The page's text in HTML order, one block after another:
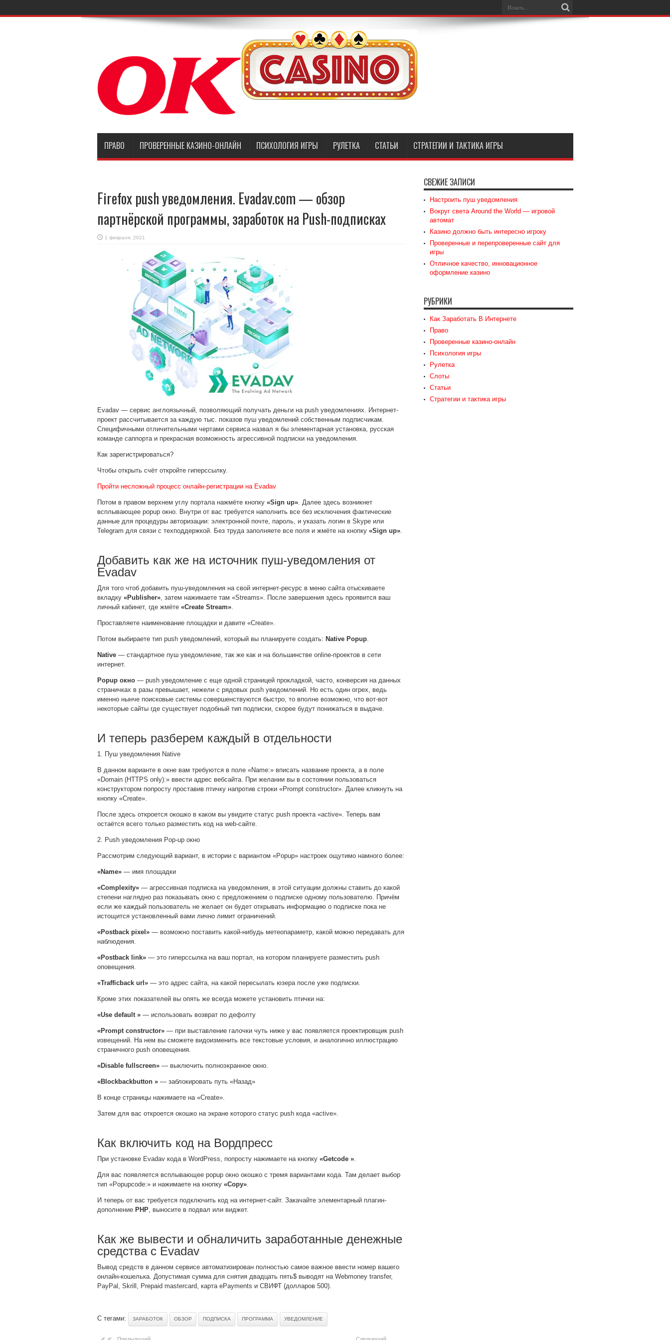
ПРАВО ПРОВЕРЕННЫЕ КАЗИНО-ОНЛАЙН ПСИХОЛОГИЯ ИГРЫ РУЛЕТКА СТАТЬИ СТРАТЕГИИ И ТАКТИКА ИГРЫ
Firefox push уведомления. Evadav.com — обзор
партнёрской программы, заработок на Push-подписках
1 февраля, 2021
Evadav — сервис англоязычный, позволяющий получать деньги на push уведомлениях. Интернет-
проект рассчитывается за каждую тыс. показов пуш уведомленийсобственным подписчикам.
Специфичными отличительными чертами сервиса назвал я бы элементарная установка, русская
команде саппорта и прекрасная возможность агрессивной подписки на уведомления.
Как зарегистрироваться?
Чтобы открыть счёт откройте гиперссылку.
Пройти несложный процесс онлайн-регистрации на Evadav
Потом в правом верхнем углу портала нажмёте кнопку «Sign up». Далее здесь возникнет
всплывающее popup окно. Внутри от вас требуется наполнить все без исключения фактические
данные для процедуры авторизации: электронной почте, пароль, и указать логин в Skype или
Telegram для связи с техподдержкой. Без труда заполняете все поля и жмёте на кнопку «Sign up».
Добавить как же на источник пуш-уведомления от
Evadav
Для того чтоб добавить пуш-уведомления на свой интернет-ресурс в меню сайта отыскиваете
вкладку «Publisher», затем нажимаете там «Streams». После завершения здесь проявится ваш
личный кабинет, где жмёте «Create Stream».
Проставляете наименование площадки и давите «Create».
Потом выбираете тип push уведомлений, который вы планируете создать: Native Popup.
Native— стандартное пуш уведомление, так же как и на большинстве online-проектов в сети
интернет.
Popup окно— push уведомление с еще одной страницей прокладкой, часто, конверсия на данных
страничках в разы превышает, нежели с рядовых push уведомлений. Но есть один огрех, ведь
именно нынче поисковые системы совершенствуются быстро, то вполне возможно, что вот-вот
некоторые сайты где существует подобный тип подписки, скорее будут понижаться в выдаче.
И теперь разберем каждый в отдельности
1. Пуш уведомления Native
В данном варианте в окне вам требуются в поле «Name:» вписать название проекта, а в поле
«Domain (HTTPS only):» ввести адрес вебсайта. При желании вы в состоянии пользоваться
конструктором попросту проставив птичку напротив строки «Prompt constructor». Далее кликнуть на
кнопку «Create».
После здесь откроется окошко в каком вы увидите статус push проекта «active». Теперь вам
остаётся всего только разместить код на web-сайте.
2. Push уведомления Pop-up окно
Рассмотрим следующий вариант, в истории с вариантом «Popup» настроек ощутимо намного более:
«Name»— имя площадки
«Complexity»— агрессивная подписка на уведомления, в этой ситуации должны ставить до какой
степени наглядно раз показывать окно с предложением о подписке одному пользователю. Причём
если же каждый пользователь не желает он будет открывать информацию о подписке пока не
истощится установленный вами лично лимит ограничений.
«Postback pixel»— возможно поставить какой-нибудь метеопараметр, какой можно передавать для
наблюдения.
«Postback link»— это гиперссылка на ваш портал, на котором планируете разместить push
оповещения.
«Trafficback url»— это адрес сайта, на какой пересылать юзера после уже подписки.
Кроме этих показателей вы опять же всегда можете установить птички на:
«Use default »— использовать возврат по дефолту
«Prompt constructor»— при выставление галочки чуть ниже у вас появляется проектировщик push
извещений. На нем вы сможете видоизменить все текстовые условия, и аналогично иллюстрацию
страничного push оповещения.
«Disable fullscreen»— выключить полноэкранное окно.
«Blockbackbutton »— заблокировать путь «Назад»
В конце страницы нажимаете на «Create».
Затем для вас откроется окошко на экране которого статус push кода «active».
Как включить код на Вордпресс
При установке Evadav кода в WordPress, попросту нажимаете на кнопку «Getcode ».
Для вас появляется всплывающее popup окно окошко с тремя вариантами кода. Там делает выбор
тип «Popupcode:» и нажимаете на кнопку «Copy».
И теперь от вас требуется подключить код на интернет-сайт. Закачайте элементарный плагин-
дополнение PHP, выносите в подвал или виджет.
Как же вывести и обналичить заработанные денежные
средства с Evadav
Вывод средств в данном сервисе автоматизирован полностью самое важное ввести номер вашего
онлайн-кошелька. Допустимая сумма для снятия двадцать пять$ выводят на Webmoney transfer,
PayPal, Skrill, Prepaid mastercard, карта ePayments и СВИФТ (долларов 500).
С тегами: ЗАРАБОТОК ОБЗОР ПОДПИСКА ПРОГРАММА УВЕДОМЛЕНИЕ
СВЕЖИЕ ЗАПИСИ
Настроить пуш уведомления
Вокруг света Around the World — игровой
автомат
Казино должно быть интересно игроку
Проверенные и перепроверенные сайт для
игры
Отличное качество, инновационное
оформление казино
РУБРИКИ
Как Заработать В Интернете
Право
Проверенные казино-онлайн
Психология игры
Рулетка
Слоты
Статьи
Стратегии и тактика игры